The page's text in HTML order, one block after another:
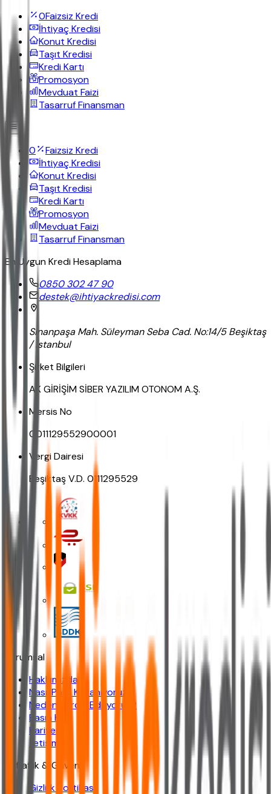
0Faizsiz Kredi
İhtiyaç Kredisi
Konut Kredisi
Taşıt Kredisi
Kredi Kartı
Promosyon
Mevduat Faizi
Tasarruf Finansman
0
Faizsiz Kredi
İhtiyaç Kredisi
Konut Kredisi
Taşıt Kredisi
Kredi Kartı
Promosyon
Mevduat Faizi
Tasarruf Finansman
En Uygun Kredi Hesaplama
0850 302 47 90
destek@ihtiyackredisi.com
Sinanpaşa Mah. Süleyman Seba Cad. No:14/5 Beşiktaş
/ İstanbul
Şirket Bilgileri
AK GİRİŞİM SİBER YAZILIM OTONOM A.Ş.
Mersis No
0011129552900001
Vergi Dairesi
Beşiktaş V.D. 0111295529
Kurumsal
Hakkımızda
Nasıl Para Kazanıyoruz?
Neden Tercih Ediliyoruz?
Basın Kiti
Kariyer
İletişim
Şeffaflık & Güven
Gizlilik Politikası